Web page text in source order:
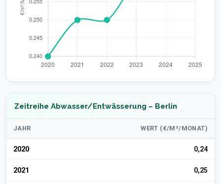
Zeitreihe Abwasser/Entwässerung – Berlin
JAHR WERT (€/M²/MONAT)
2020 0,24
2021 0,25